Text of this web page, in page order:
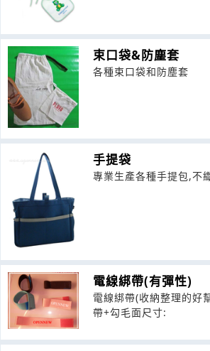
束口袋&防塵套
各種束口袋和防塵套
手提袋
專業生產各種手提包,不
電線綁帶(有彈性)
電線綁帶(收納整理的好
帶+勾毛面尺寸: